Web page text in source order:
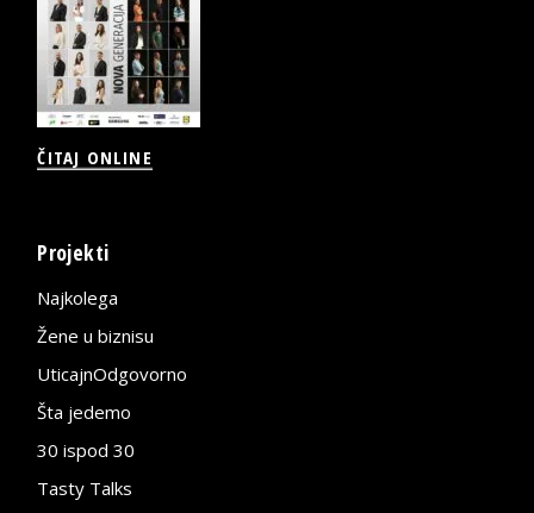
ČITAJ ONLINE
Projekti
Najkolega
Žene u biznisu
UticajnOdgovorno
Šta jedemo
30 ispod 30
Tasty Talks